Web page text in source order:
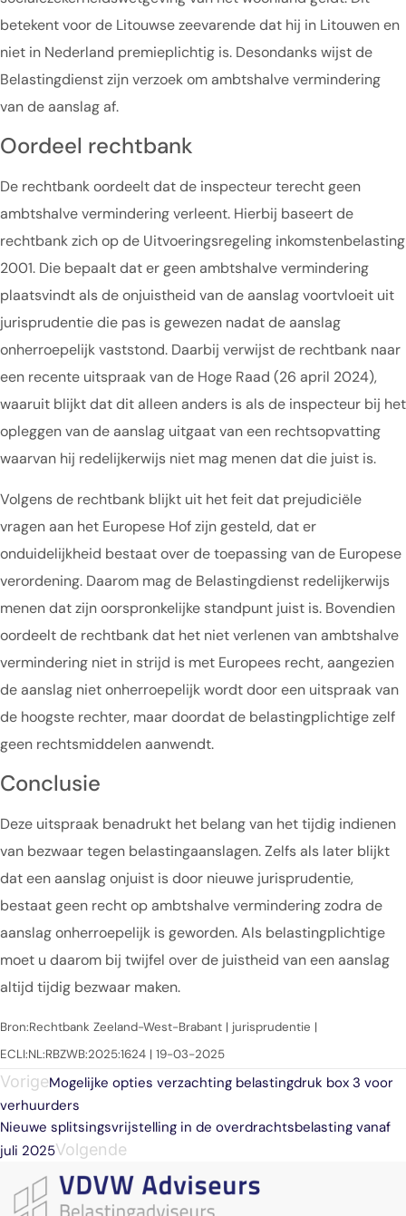
betekent voor de Litouwse zeevarende dat hij in Litouwen en
niet in Nederland premieplichtig is. Desondanks wijst de
Belastingdienst zijn verzoek om ambtshalve vermindering
van de aanslag af.
Oordeel rechtbank
De rechtbank oordeelt dat de inspecteur terecht geen
ambtshalve vermindering verleent. Hierbij baseert de
rechtbank zich op de Uitvoeringsregeling inkomstenbelasting
2001. Die bepaalt dat er geen ambtshalve vermindering
plaatsvindt als de onjuistheid van de aanslag voortvloeit uit
jurisprudentie die pas is gewezen nadat de aanslag
onherroepelijk vaststond. Daarbij verwijst de rechtbank naar
een recente uitspraak van de Hoge Raad (26 april 2024),
waaruit blijkt dat dit alleen anders is als de inspecteur bij het
opleggen van de aanslag uitgaat van een rechtsopvatting
waarvan hij redelijkerwijs niet mag menen dat die juist is.
Volgens de rechtbank blijkt uit het feit dat prejudiciële
vragen aan het Europese Hof zijn gesteld, dat er
onduidelijkheid bestaat over de toepassing van de Europese
verordening. Daarom mag de Belastingdienst redelijkerwijs
menen dat zijn oorspronkelijke standpunt juist is. Bovendien
oordeelt de rechtbank dat het niet verlenen van ambtshalve
vermindering niet in strijd is met Europees recht, aangezien
de aanslag niet onherroepelijk wordt door een uitspraak van
de hoogste rechter, maar doordat de belastingplichtige zelf
geen rechtsmiddelen aanwendt.
Conclusie
Deze uitspraak benadrukt het belang van het tijdig indienen
van bezwaar tegen belastingaanslagen. Zelfs als later blijkt
dat een aanslag onjuist is door nieuwe jurisprudentie,
bestaat geen recht op ambtshalve vermindering zodra de
aanslag onherroepelijk is geworden. Als belastingplichtige
moet u daarom bij twijfel over de juistheid van een aanslag
altijd tijdig bezwaar maken.
Bron:Rechtbank Zeeland-West-Brabant | jurisprudentie |
ECLI:NL:RBZWB:2025:1624 | 19-03-2025
VorigeMogelijke opties verzachting belastingdruk box 3 voor
verhuurders
Nieuwe splitsingsvrijstelling in de overdrachtsbelasting vanaf
juli 2025Volgende